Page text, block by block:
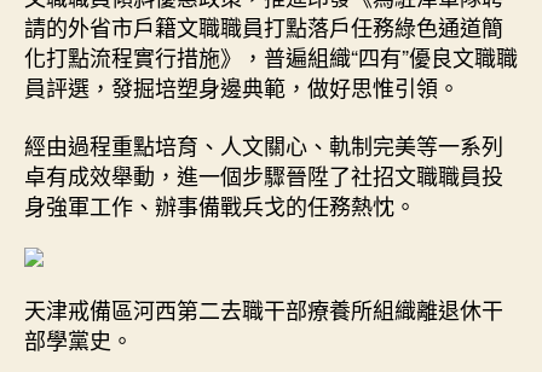
請的外省市戶籍文職職員打點落戶任務綠色通道簡
化打點流程實行措施》，普遍組織“四有”優良文職職
員評選，發掘培塑身邊典範，做好思惟引領。
經由過程重點培育、人文關心、軌制完美等一系列
卓有成效舉動，進一個步驟晉陞了社招文職職員投
身強軍工作、辦事備戰兵戈的任務熱忱。
天津戒備區河西第二去職干部療養所組織離退休干
部學黨史。